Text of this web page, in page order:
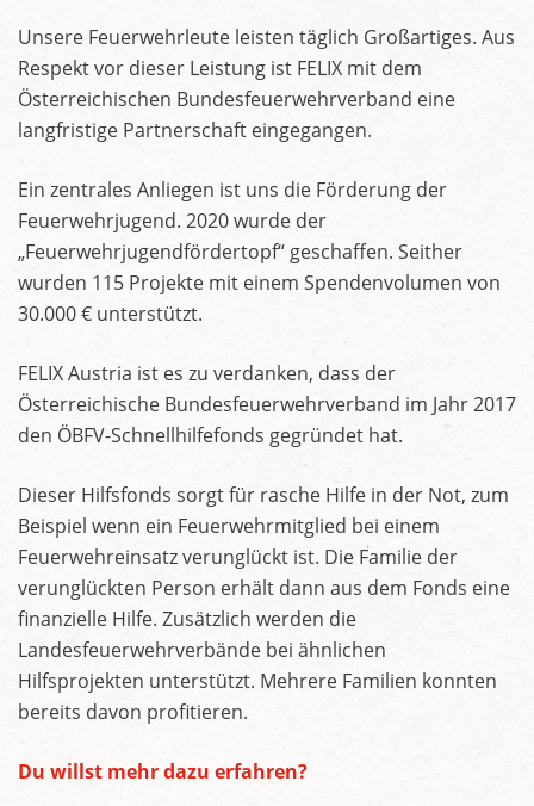
Unsere Feuerwehrleute leisten täglich Großartiges. Aus
Respekt vor dieser Leistung ist FELIX mit dem
Österreichischen Bundesfeuerwehrverband eine
langfristige Partnerschaft eingegangen.
Ein zentrales Anliegen ist uns die Förderung der
Feuerwehrjugend. 2020 wurde der
„Feuerwehrjugendfördertopf“ geschaffen. Seither
wurden 115 Projekte mit einem Spendenvolumen von
30.000 € unterstützt.
FELIX Austria ist es zu verdanken, dass der
Österreichische Bundesfeuerwehrverband im Jahr 2017
den ÖBFV-Schnellhilfefonds gegründet hat.
Dieser Hilfsfonds sorgt für rasche Hilfe in der Not, zum
Beispiel wenn ein Feuerwehrmitglied bei einem
Feuerwehreinsatz verunglückt ist. Die Familie der
verunglückten Person erhält dann aus dem Fonds eine
finanzielle Hilfe. Zusätzlich werden die
Landesfeuerwehrverbände bei ähnlichen
Hilfsprojekten unterstützt. Mehrere Familien konnten
bereits davon profitieren.
Du willst mehr dazu erfahren?